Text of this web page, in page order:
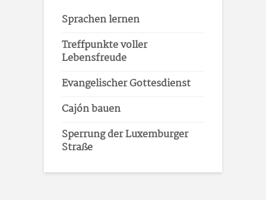
Sprachen lernen
Treffpunkte voller
Lebensfreude
Evangelischer Gottesdienst
Cajón bauen
Sperrung der Luxemburger
Straße